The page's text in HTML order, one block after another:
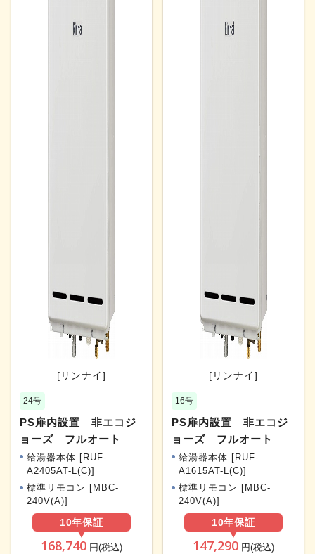
[リンナイ]
24号
PS扉内設置 非エコジ
ョーズ フルオート
給湯器本体 [RUF-
A2405AT-L(C)]
標準リモコン [MBC-
240V(A)]
10年保証
168,740 円(税込)
[リンナイ]
16号
PS扉内設置 非エコジ
ョーズ フルオート
給湯器本体 [RUF-
A1615AT-L(C)]
標準リモコン [MBC-
240V(A)]
10年保証
147,290 円(税込)